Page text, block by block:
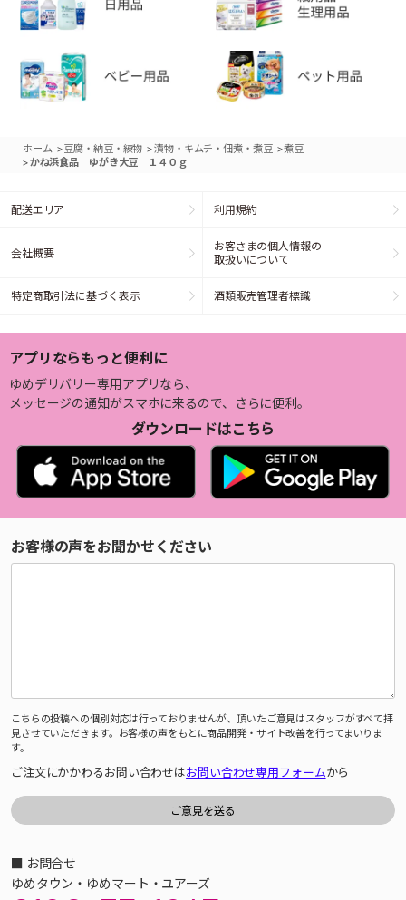
ホーム >豆腐・納豆・練物 >漬物・キムチ・佃煮・煮豆 >煮豆
>かね浜食品 ゆがき大豆 １４０ｇ
配送エリア 利用規約
会社概要
お客さまの個人情報の
取扱いについて
特定商取引法に基づく表示 酒類販売管理者標識
アプリならもっと便利に
ゆめデリバリー専用アプリなら、
メッセージの通知がスマホに来るので、さらに便利。
ダウンロードはこちら
お客様の声をお聞かせください
こちらの投稿への個別対応は行っておりませんが、頂いたご意見はスタッフがすべて拝
見させていただきます。お客様の声をもとに商品開発・サイト改善を行ってまいりま
す。
ご注文にかかわるお問い合わせはお問い合わせ専用フォームから
■ お問合せ
ゆめタウン・ゆめマート・ユアーズ